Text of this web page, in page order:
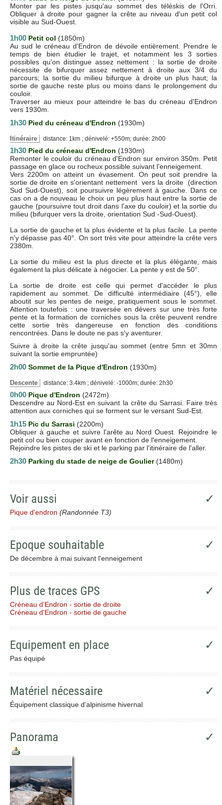
Monter par les pistes jusqu'au sommet des téléskis de l'Orri.
Obliquer à droite pour gagner la crête au niveau d'un petit col
visible au Sud-Ouest.
1h00 Petit col (1850m)
Au sud le créneau d'Endron de dévoile entièrement. Prendre le
temps de bien étudier le trajet, et notamment les 3 sorties
possibles qu'on distingue assez nettement : la sortie de droite
nécessite de bifurquer assez nettement à droite aux 3/4 du
parcours; la sortie du milieu bifurque à droite un plus haut; la
sortie de gauche reste plus ou moins dans le prolongement du
couloir.
Traverser au mieux pour atteindre le bas du créneau d'Endron
vers 1930m.
1h30 Pied du créneau d'Endron (1930m)
Itinéraire distance: 1km ; dénivelé: +550m; durée: 2h00
1h30 Pied du créneau d'Endron (1930m)
Remonter le couloir du créneau d'Endron sur environ 350m. Petit
passage en glace ou rocheux possible suivant l'enneigement.
Vers 2200m on atteint un évasement. On peut soit prendre la
sortie de droite en s'orientant nettement vers la droite (direction
Sud Sud-Ouest), soit poursuivre légèrement à gauche. Dans ce
cas on a de nouveau le choix un peu plus haut entre la sortie de
gauche (poursuivre tout droit dans l'axe du couloir) et la sortie du
milieu (bifurquer vers la droite, orientation Sud -Sud-Ouest).
La sortie de gauche et la plus évidente et la plus facile. La pente
n'y dépasse pas 40°. On sort très vite pour atteindre la crête vers
2380m.
La sortie du milieu est la plus directe et la plus élégante, mais
également la plus délicate à négocier. La pente y est de 50°.
La sortie de droite est celle qui permet d'accéder le plus
rapidement au sommet. De difficulté intermédiaire (45°), elle
aboutit sur les pentes de neige, pratiquement sous le sommet.
Attention toutefois : une traversée en dévers sur une très forte
pente et la formation de corniches sous la crête peuvent rendre
cette sortie très dangereuse en fonction des conditions
rencontrées. Dans le doute ne pas s'y aventurer.
Suivre à droite la crête jusqu'au sommet (entre 5mn et 30mn
suivant la sortie empruntée)
2h00 Sommet de la Pique d'Endron (1930m)
Descente distance: 3.4km ; dénivelé: -1000m; durée: 2h30
0h00 Pique d'Endron (2472m)
Descendre au Nord-Est en suivant la crête du Sarrasi. Faire très
attention aux corniches qui se forment sur le versant Sud-Est.
1h15 Pic du Sarrasi (2200m)
Obliquer à gauche et suivre l'arête au Nord Ouest. Rejoindre le
petit col ou bien couper avant en fonction de l'enneigement.
Rejoindre les pistes de ski et le parking par l'itinéraire de l'aller.
2h30 Parking du stade de neige de Goulier(1480m)
Voir aussi ✓
Pique d'endron (Randonnée T3)
Epoque souhaitable ✓
De décembre à mai suivant l'enneigement
Plus de traces GPS ✓
Créneau d'Endron - sortie de droite
Créneau d'Endron - sortie de gauche
Equipement en place ✓
Pas équipé
Matériel nécessaire ✓
Équipement classique d'alpinisme hivernal
Panorama ✓